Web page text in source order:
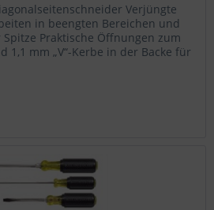
Verjüngte
in beengten Bereichen und
Praktische Öffnungen zum
1,1 mm „V“-Kerbe in der Backe für